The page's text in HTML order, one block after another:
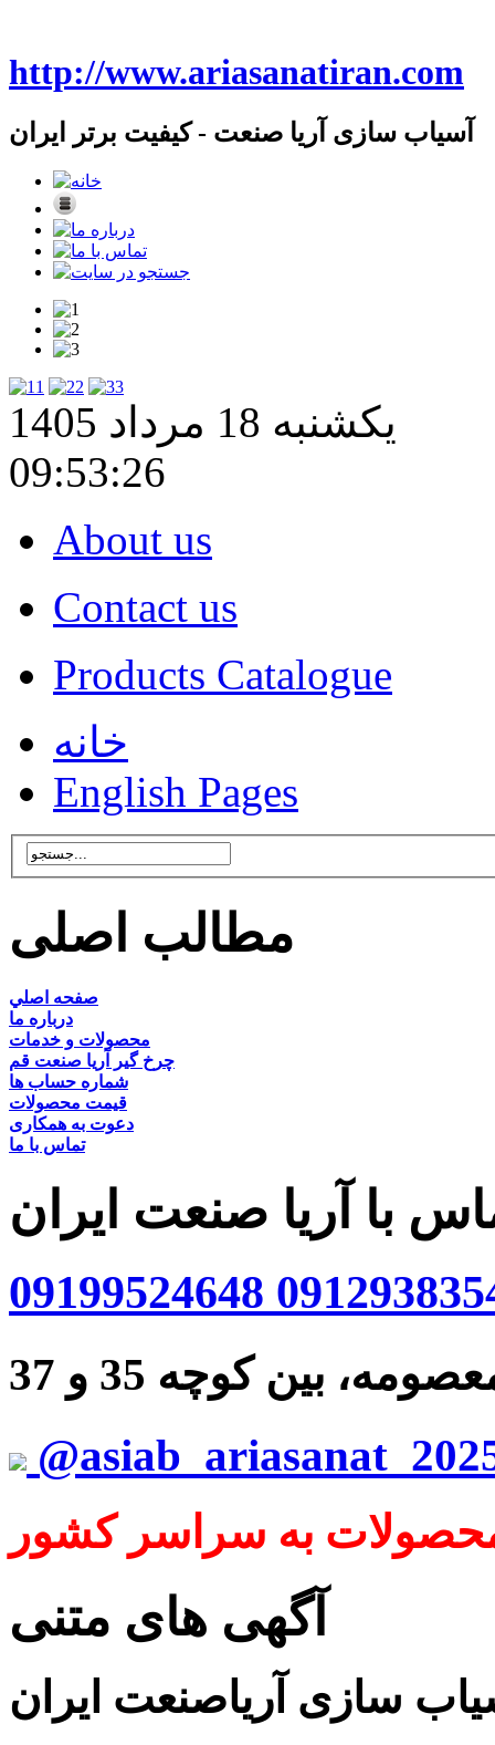
http://www.ariasanatiran.com
آسیاب سازی آریا صنعت - کیفیت برتر ایران
1 2 3
یکشنبه 18 مرداد 1405
09:53:27
About us
Contact us
Products Catalogue
خانه
English Pages
مطالب اصلی
صفحه اصلي
درباره ما
محصولات و خدمات
چرخ گیر آریا صنعت قم
شماره حساب ها
قیمت محصولات
دعوت به همکاری
تماس با ما
با آریا صنعت ایران
09199524648
بین کوچه 35 و 37
به سراسر کشور
آگهی های متنی
سازی آریاصنعت ایران